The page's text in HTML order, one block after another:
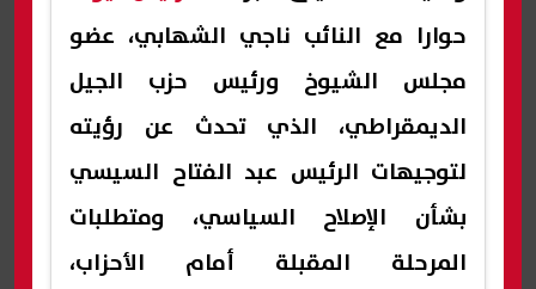
حوارا مع النائب ناجي الشهابي، عضو
مجلس الشيوخ ورئيس حزب الجيل
الديمقراطي، الذي تحدث عن رؤيته
لتوجيهات الرئيس عبد الفتاح السيسي
بشأن الإصلاح السياسي، ومتطلبات
المرحلة المقبلة أمام الأحزاب،